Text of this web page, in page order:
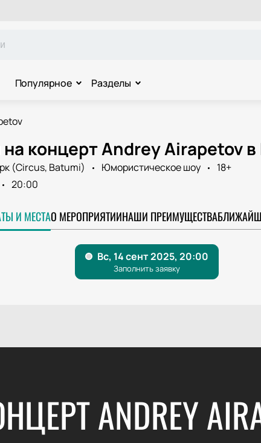
Популярное Разделы
концерт Andrey Airapetov
(Circus, Batumi) Юмористическое шоу
18+
20:00
И МЕСТАО МЕРОПРИЯТИИНАШИ ПРЕИМУЩЕСТВА
ANDREY